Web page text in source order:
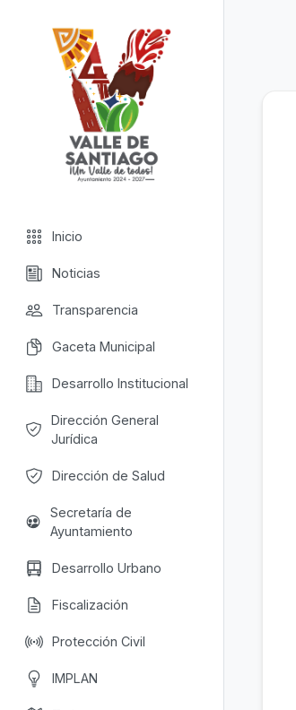
Inicio
Noticias
Transparencia
Gaceta Municipal
Desarrollo Institucional
Dirección General
Jurídica
Dirección de Salud
Secretaría de
Ayuntamiento
Desarrollo Urbano
Fiscalización
Protección Civil
IMPLAN